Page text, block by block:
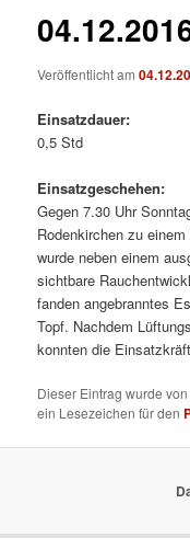
Veröffentlicht am
Einsatzdauer:
0,5 Std
Einsatzgeschehen:
Gegen 7.30 Uhr
Rodenkirchen zu
wurde neben einem
sichtbare
fanden angebranntes
Topf. Nachdem
konnten die
Dieser Eintrag wurde von
ein Lesezeichen für den